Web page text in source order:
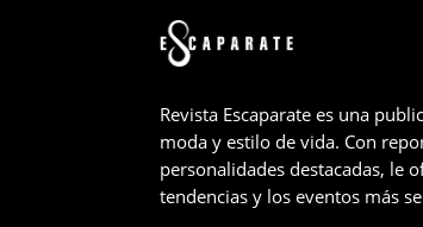
Revista Escaparate es una
moda y estilo de vida. Con
personalidades destacadas, le
tendencias y los eventos más